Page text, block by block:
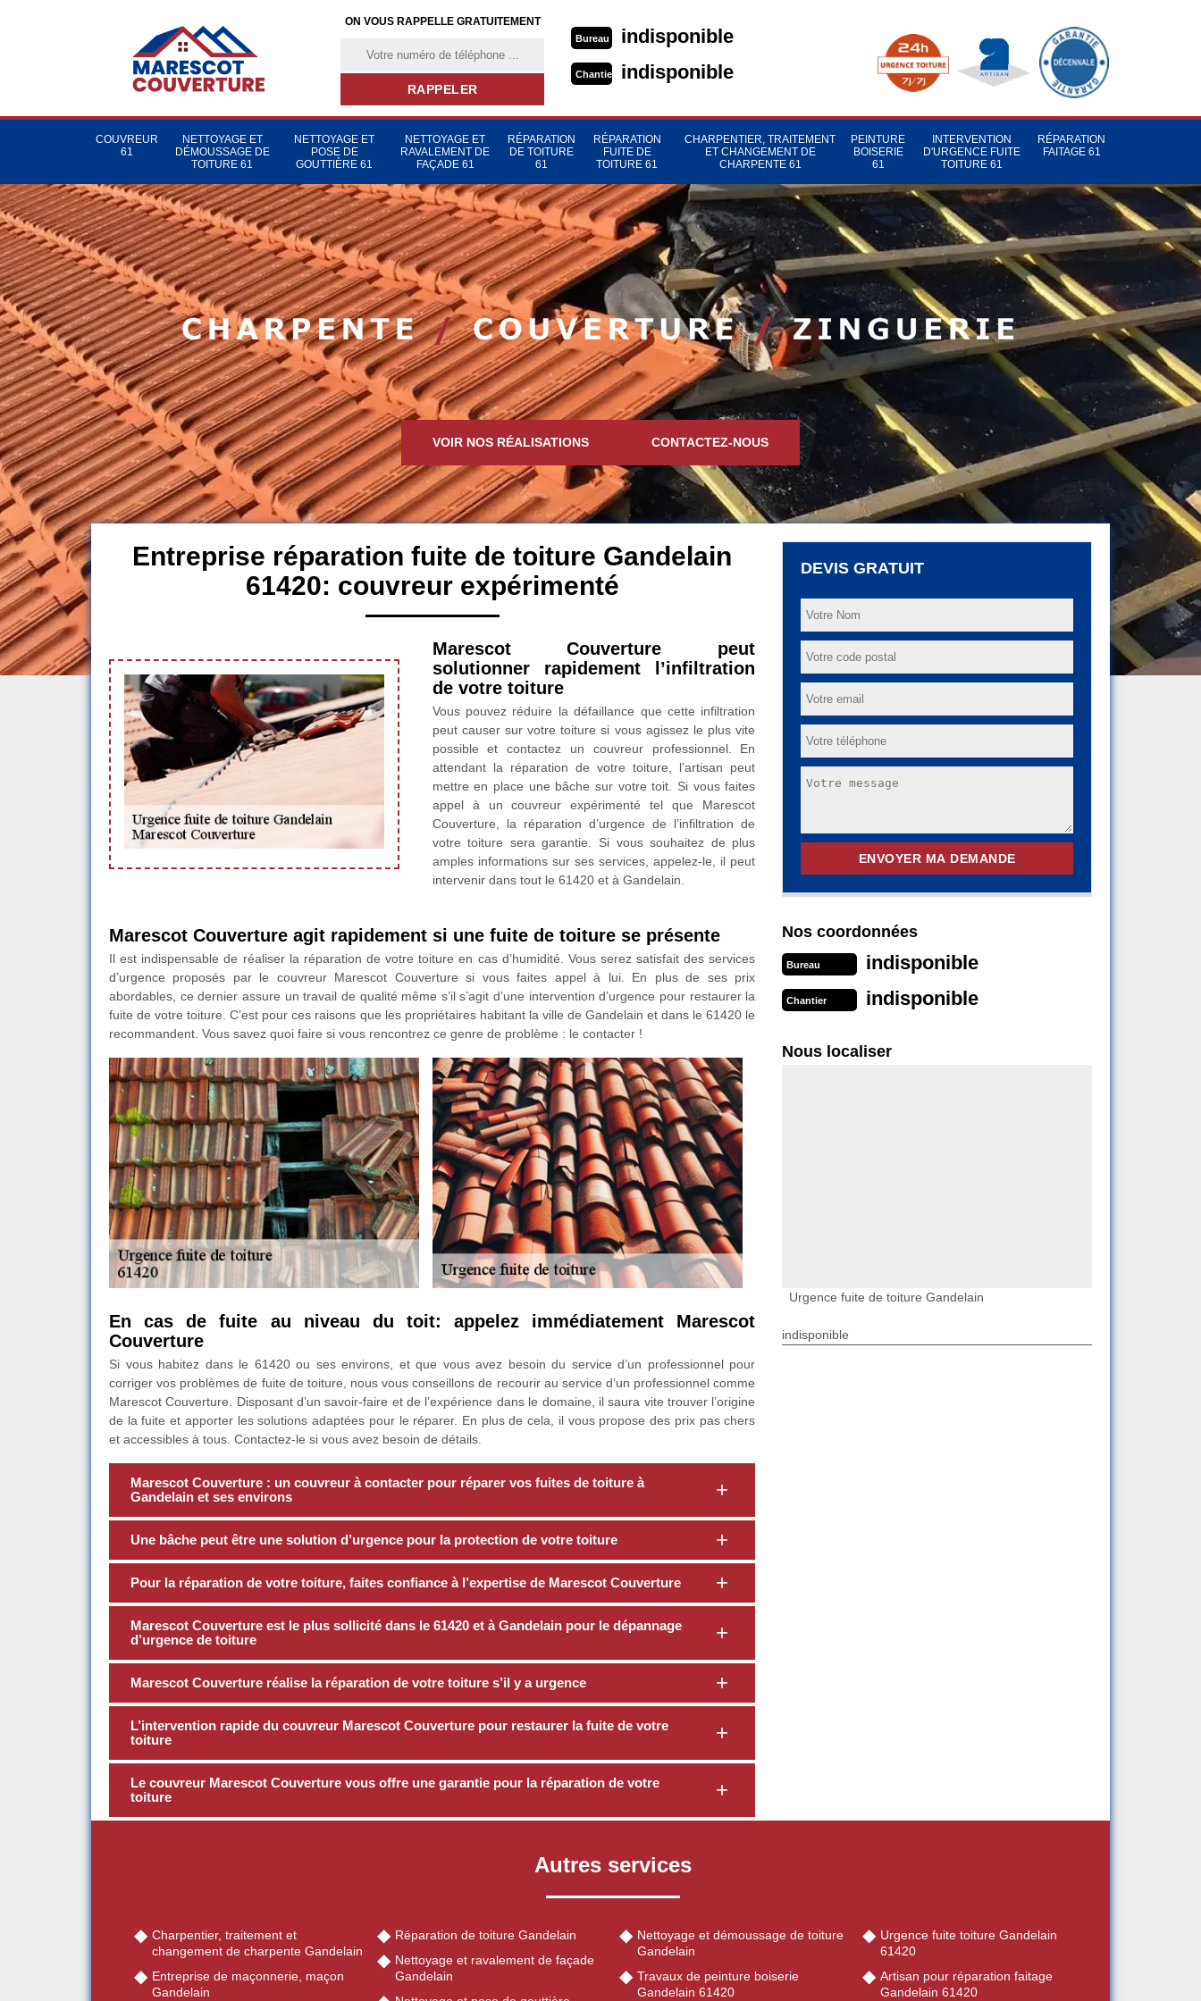
ON VOUS RAPPELLE GRATUITEMENT
Bureau indisponible
Chantier indisponible
COUVREUR
61
NETTOYAGE ET
DÉMOUSSAGE DE
TOITURE 61
NETTOYAGE ET
POSE DE
GOUTTIÈRE 61
NETTOYAGE ET
RAVALEMENT DE
FAÇADE 61
RÉPARATION
DE TOITURE
61
RÉPARATION
FUITE DE
TOITURE 61
CHARPENTIER, TRAITEMENT
ET CHANGEMENT DE
CHARPENTE 61
PEINTURE
BOISERIE
61
INTERVENTION
D'URGENCE FUITE
TOITURE 61
RÉPARATION
FAITAGE 61
VOIR NOS RÉALISATIONS CONTACTEZ-NOUS
Entreprise réparation fuite de toiture Gandelain
61420: couvreur expérimenté
Marescot Couverture peut
solutionner rapidement l’infiltration
de votre toiture
Vous pouvez réduire la défaillance que cette infiltration
peut causer sur votre toiture si vous agissez le plus vite
possible et contactez un couvreur professionnel. En
attendant la réparation de votre toiture, l’artisan peut
mettre en place une bâche sur votre toit. Si vous faites
appel à un couvreur expérimenté tel que Marescot
Couverture, la réparation d’urgence de l’infiltration de
votre toiture sera garantie. Si vous souhaitez de plus
amples informations sur ses services, appelez-le, il peut
intervenir dans tout le 61420 et à Gandelain.
Marescot Couverture agit rapidement si une fuite de toiture se présente
Il est indispensable de réaliser la réparation de votre toiture en cas d’humidité. Vous serez satisfait des services
d’urgence proposés par le couvreur Marescot Couverture si vous faites appel à lui. En plus de ses prix
abordables, ce dernier assure un travail de qualité même s’il s’agit d’une intervention d’urgence pour restaurer la
fuite de votre toiture. C’est pour ces raisons que les propriétaires habitant la ville de Gandelain et dans le 61420 le
recommandent. Vous savez quoi faire si vous rencontrez ce genre de problème : le contacter !
En cas de fuite au niveau du toit: appelez immédiatement Marescot
Couverture
Si vous habitez dans le 61420 ou ses environs, et que vous avez besoin du service d’un professionnel pour
corriger vos problèmes de fuite de toiture, nous vous conseillons de recourir au service d’un professionnel comme
Marescot Couverture. Disposant d’un savoir-faire et de l’expérience dans le domaine, il saura vite trouver l’origine
de la fuite et apporter les solutions adaptées pour le réparer. En plus de cela, il vous propose des prix pas chers
et accessibles à tous. Contactez-le si vous avez besoin de détails.
Marescot Couverture : un couvreur à contacter pour réparer vos fuites de toiture à
Gandelain et ses environs
Une bâche peut être une solution d’urgence pour la protection de votre toiture
Pour la réparation de votre toiture, faites confiance à l’expertise de Marescot Couverture
Marescot Couverture est le plus sollicité dans le 61420 et à Gandelain pour le dépannage
d’urgence de toiture
Marescot Couverture réalise la réparation de votre toiture s’il y a urgence
L’intervention rapide du couvreur Marescot Couverture pour restaurer la fuite de votre
toiture
Le couvreur Marescot Couverture vous offre une garantie pour la réparation de votre
toiture
DEVIS GRATUIT
Nos coordonnées
Bureau indisponible
Chantier indisponible
Nous localiser
Urgence fuite de toiture Gandelain
indisponible
Autres services
Charpentier, traitement et
changement de charpente Gandelain
Entreprise de maçonnerie, maçon
Gandelain
Réparation de toiture Gandelain
Nettoyage et ravalement de façade
Gandelain
Nettoyage et démoussage de toiture
Gandelain
Travaux de peinture boiserie
Gandelain 61420
Urgence fuite toiture Gandelain
61420
Artisan pour réparation faitage
Gandelain 61420